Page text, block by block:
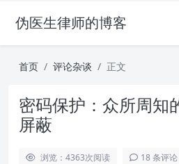
伪医生律师的博客
首页 评论杂谈 正文
密码保护：众所周知
屏蔽
浏览：4363次阅读 18 条评论